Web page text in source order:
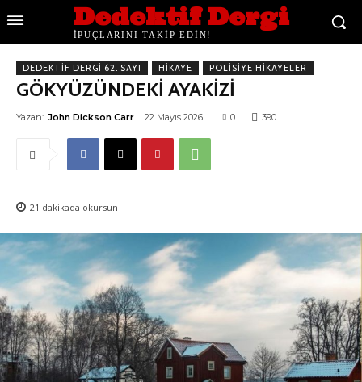
Dedektif Dergi
İPUÇLARINI TAKİP EDİN!
DEDEKTIF DERGI 62. SAYI HIKAYE POLISIYE HIKAYELER
GÖKYÜZÜNDEKİ AYAKİZİ
Yazan: John Dickson Carr 22 Mayıs 2026 0 390
21 dakikada okursun